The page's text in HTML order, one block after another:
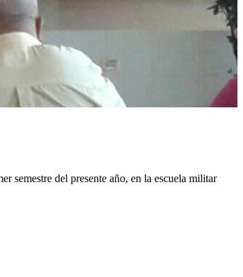
semestre del presente año, en la escuela militar